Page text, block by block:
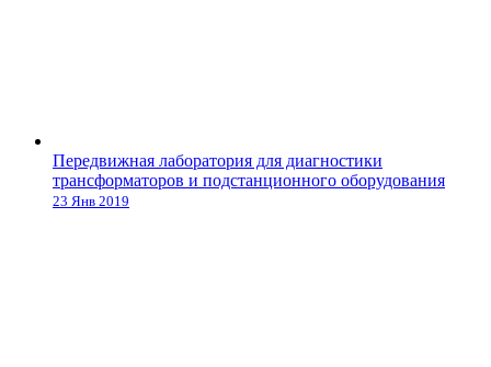
Передвижная лаборатория для диагностики
трансформаторов и подстанционного оборудования
23 Янв 2019